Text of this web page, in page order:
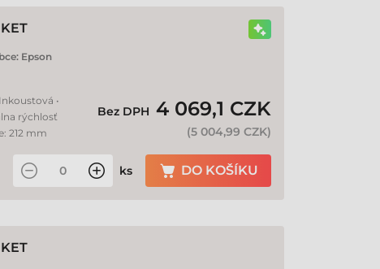
Epson
•
rýchlosť
212 mm
Bez DPH 4 069,1 CZK
(5 004,99 CZK)
ks DO KOŠÍKU